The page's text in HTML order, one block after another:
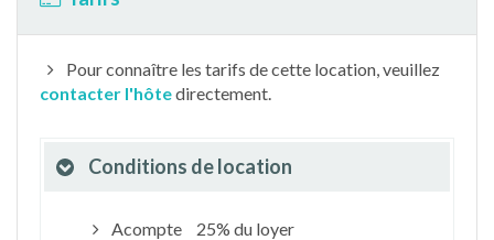
Pour connaître les tarifs de cette location, veuillez
contacter l'hôtedirectement.
Conditions de location
Acompte
25% du loyer